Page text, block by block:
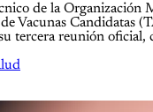
de la Organización
Vacunas Candidatas
tercera reunión oficial,